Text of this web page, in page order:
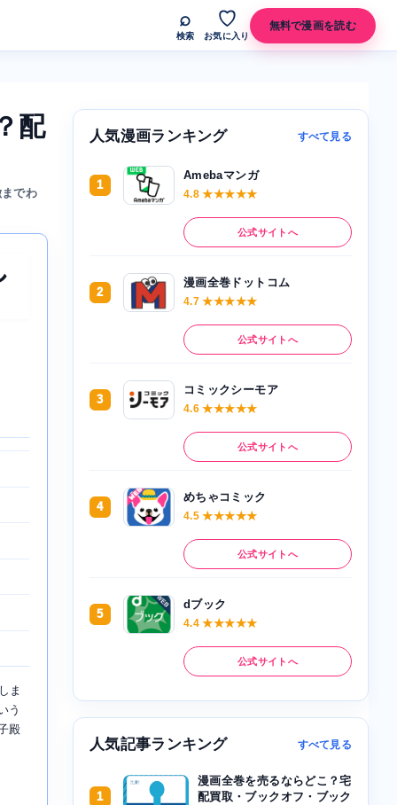
⌕
検索
♡
お気に入り
無料で漫画を読む
配
でわ
ま
う
殿
人気漫画ランキング すべて見る
1
Amebaマンガ
4.8 ★★★★★
公式サイトへ
2
漫画全巻ドットコム
4.7 ★★★★★
公式サイトへ
3
コミックシーモア
4.6 ★★★★★
公式サイトへ
4
めちゃコミック
4.5 ★★★★★
公式サイトへ
5
dブック
4.4 ★★★★★
公式サイトへ
人気記事ランキング すべて見る
1
漫画全巻を売るならどこ？宅
配買取・ブックオフ・ブック